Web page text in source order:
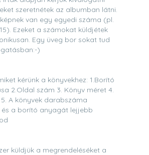
szeretnétek az albumban látni.
van egy egyedi száma (pl.
Ezeket a számokat küldjétek
Egy üveg bor sokat tud
)
kérünk a könyvekhez: 1.Borító
2.Oldal szám 3. Könyv méret 4.
A könyvek darabszáma
a borító anyagát lejjebb
küldjük a megrendeléséket a